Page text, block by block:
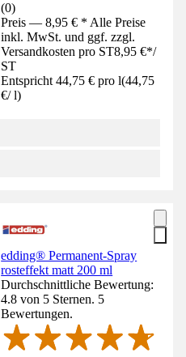
(0)
Preis — 8,95 € * Alle Preise
inkl. MwSt. und ggf. zzgl.
Versandkosten pro ST8,95 €*/
ST
Entspricht 44,75 € pro l(44,75
€/ l)
edding® Permanent-Spray
rosteffekt matt 200 ml
Durchschnittliche Bewertung:
4.8 von 5 Sternen. 5
Bewertungen.